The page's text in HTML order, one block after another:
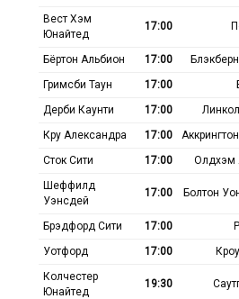
Вест Хэм
Юнайтед
17:00
Бёртон Альбион 17:00
Гримсби Таун
17:00
Дерби Каунти
17:00
Кру Александра
17:00
Сток Сити
17:00
Олдхэм
Шеффилд
Уэнсдей
17:00 Болтон
Брэдфорд Сити 17:00
Уотфорд
17:00
Колчестер
Юнайтед
19:30